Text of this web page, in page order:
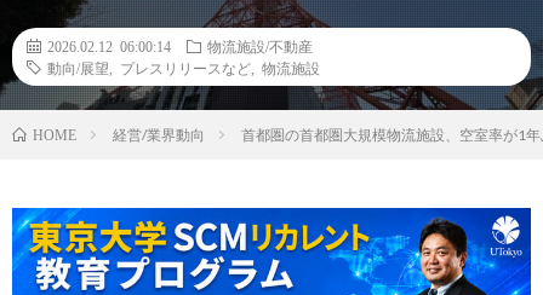
2026.02.12 06:00:14
物流施設/不動産
動向/展望
プレスリリースなど 物流施設
HOME 経営/業界動向 首都圏の首都圏大規模物流施設、空室率が1